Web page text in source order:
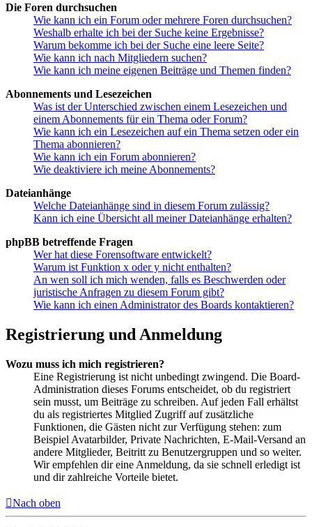
Die Foren durchsuchen
Wie kann ich ein Forum oder mehrere Foren durchsuchen?
Weshalb erhalte ich bei der Suche keine Ergebnisse?
Warum bekomme ich bei der Suche eine leere Seite?
Wie kann ich nach Mitgliedern suchen?
Wie kann ich meine eigenen Beiträge und Themen finden?
Abonnements und Lesezeichen
Was ist der Unterschied zwischen einem Lesezeichen und
einem Abonnements für ein Thema oder Forum?
Wie kann ich ein Lesezeichen auf ein Thema setzen oder ein
Thema abonnieren?
Wie kann ich ein Forum abonnieren?
Wie deaktiviere ich meine Abonnements?
Dateianhänge
Welche Dateianhänge sind in diesem Forum zulässig?
Kann ich eine Übersicht all meiner Dateianhänge erhalten?
phpBB betreffende Fragen
Wer hat diese Forensoftware entwickelt?
Warum ist Funktion x oder y nicht enthalten?
An wen soll ich mich wenden, falls es Beschwerden oder
juristische Anfragen zu diesem Forum gibt?
Wie kann ich einen Administrator des Boards kontaktieren?
Registrierung und Anmeldung
Wozu muss ich mich registrieren?
Eine Registrierung ist nicht unbedingt zwingend. Die Board-
Administration dieses Forums entscheidet, ob du registriert
sein musst, um Beiträge zu schreiben. Auf jeden Fall erhältst
du als registriertes Mitglied Zugriff auf zusätzliche
Funktionen, die Gästen nicht zur Verfügung stehen: zum
Beispiel Avatarbilder, Private Nachrichten, E-Mail-Versand an
andere Mitglieder, Beitritt zu Benutzergruppen und so weiter.
Wir empfehlen dir eine Anmeldung, da sie schnell erledigt ist
und dir zahlreiche Vorteile bietet.
Nach oben